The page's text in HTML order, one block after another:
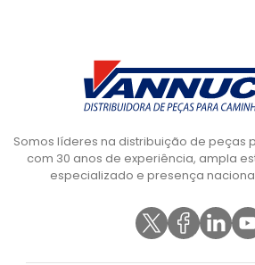
Somos líderes na distribuição de peças
com 30 anos de experiência, ampla
especializado e presença